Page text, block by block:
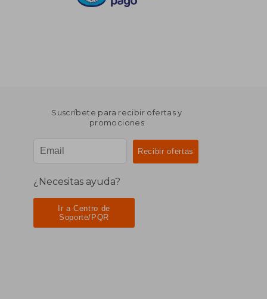
Suscríbete para recibir ofertas y
promociones
¿Necesitas ayuda?
Ir a Centro de
Soporte/PQR